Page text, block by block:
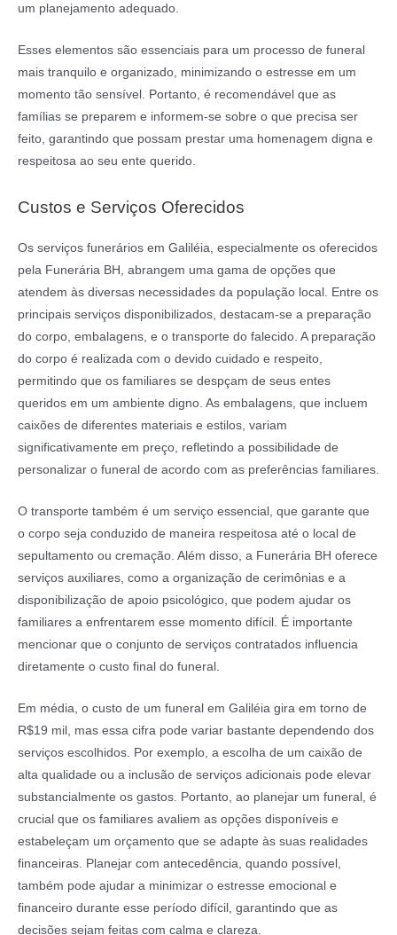
um planejamento adequado.
Esses elementos são essenciais para um processo de funeral
mais tranquilo e organizado, minimizando o estresse em um
momento tão sensível. Portanto, é recomendável que as
famílias se preparem e informem-se sobre o que precisa ser
feito, garantindo que possam prestar uma homenagem digna e
respeitosa ao seu ente querido.
Custos e Serviços Oferecidos
Os serviços funerários em Galiléia, especialmente os oferecidos
pela Funerária BH, abrangem uma gama de opções que
atendem às diversas necessidades da população local. Entre os
principais serviços disponibilizados, destacam-se a preparação
do corpo, embalagens, e o transporte do falecido. A preparação
do corpo é realizada com o devido cuidado e respeito,
permitindo que os familiares se despçam de seus entes
queridos em um ambiente digno. As embalagens, que incluem
caixões de diferentes materiais e estilos, variam
significativamente em preço, refletindo a possibilidade de
personalizar o funeral de acordo com as preferências familiares.
O transporte também é um serviço essencial, que garante que
o corpo seja conduzido de maneira respeitosa até o local de
sepultamento ou cremação. Além disso, a Funerária BH oferece
serviços auxiliares, como a organização de cerimônias e a
disponibilização de apoio psicológico, que podem ajudar os
familiares a enfrentarem esse momento difícil. É importante
mencionar que o conjunto de serviços contratados influencia
diretamente o custo final do funeral.
Em média, o custo de um funeral em Galiléia gira em torno de
R$19 mil, mas essa cifra pode variar bastante dependendo dos
serviços escolhidos. Por exemplo, a escolha de um caixão de
alta qualidade ou a inclusão de serviços adicionais pode elevar
substancialmente os gastos. Portanto, ao planejar um funeral, é
crucial que os familiares avaliem as opções disponíveis e
estabeleçam um orçamento que se adapte às suas realidades
financeiras. Planejar com antecedência, quando possível,
também pode ajudar a minimizar o estresse emocional e
financeiro durante esse período difícil, garantindo que as
decisões sejam feitas com calma e clareza.